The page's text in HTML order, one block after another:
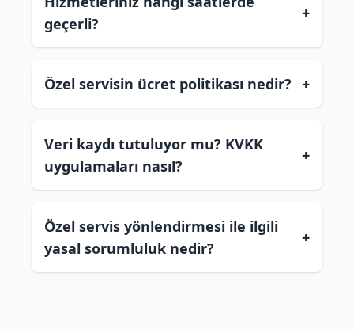
geçerli?
+
Özel servisin ücret politikası nedir? +
Veri kaydı tutuluyor mu? KVKK
uygulamaları nasıl?
+
Özel servis yönlendirmesi ile ilgili
yasal sorumluluk nedir?
+